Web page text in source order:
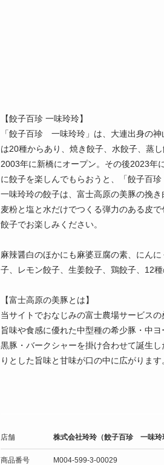
【餃子百珍 一味玲玲】
「餃子百珍 一味玲玲」は、大連出身の
は20種からあり、焼き餃子、水餃子、蒸し
2003年に新橋にオープン。その後2023年
に餃子を楽しんでもらおうと、「餃子百
一味玲玲の餃子は、富士高原の美豚の挽
麦粉と塩と水だけでつくる弾力のある皮
餃子でお楽しみください。
麻辣醤白のほかにも麻婆豆腐の素、にん
子、レモン餃子、生姜餃子、鶏餃子、12種
【富士高原の美豚とは】
当サイトでおなじみの富士農場サービス
旨味や食感に優れた中型種の希少豚・中
黒豚・バークシャーを掛け合わせて誕生
りとした旨味と甘味が口の中に広がります
店舗 株式会社玲玲（餃子百珍 一味玲
商品番号 M004-599-3-00029